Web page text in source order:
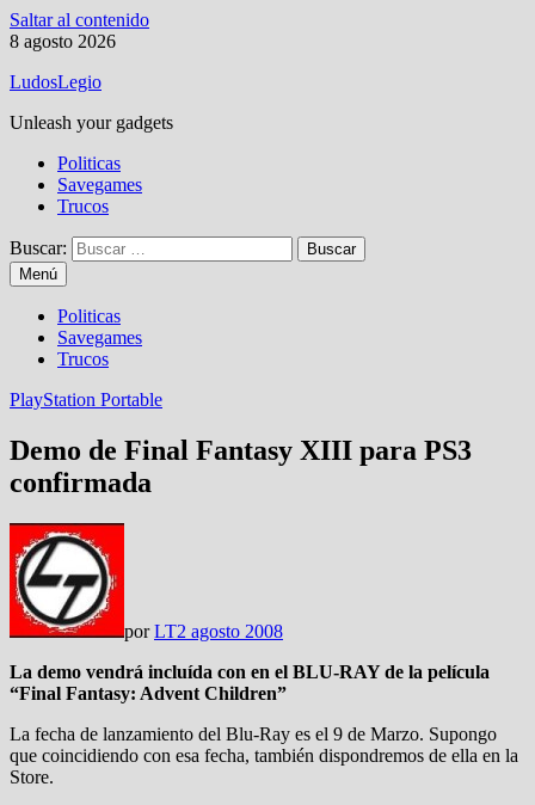
Saltar al contenido
8 agosto 2026
LudosLegio
Unleash your gadgets
Politicas
Savegames
Trucos
Buscar:
Menú
Politicas
Savegames
Trucos
PlayStation Portable
Demo de Final Fantasy XIII para PS3
confirmada
porLT2 agosto 2008
La demo vendrá incluída con en el BLU-RAY de la película
“Final Fantasy: Advent Children”
La fecha de lanzamiento del Blu-Ray es el 9 de Marzo. Supongo
que coincidiendo con esa fecha, también dispondremos de ella en la
Store.